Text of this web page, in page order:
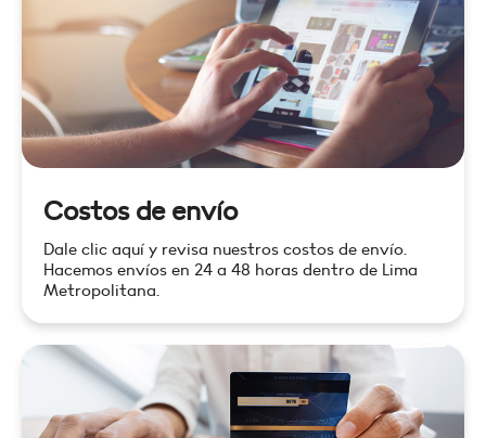
Costos de envío
Dale clic aquí y revisa nuestros costos de envío.
Hacemos envíos en 24 a 48 horas dentro de Lima
Metropolitana.